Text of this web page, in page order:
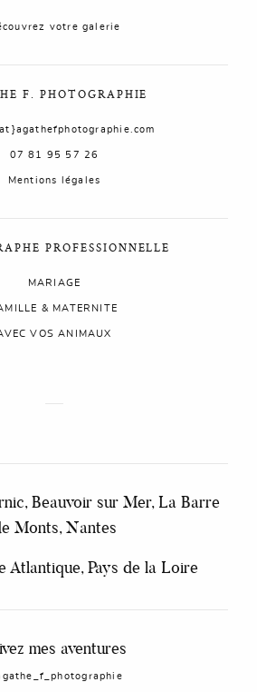
votre galerie
F. PHOTOGRAPHIE
07 81 95 57 26
Mentions légales
PROFESSIONNELLE
MARIAGE
& MATERNITE
VOS ANIMAUX
Beauvoir sur Mer, La Barre
Monts, Nantes
Atlantique, Pays de la Loire
mes aventures
825.370.042